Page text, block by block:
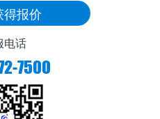
报价
电话
7500